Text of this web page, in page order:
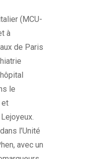
(MCU-
à
de Paris
le
et
l’Unité
avec un